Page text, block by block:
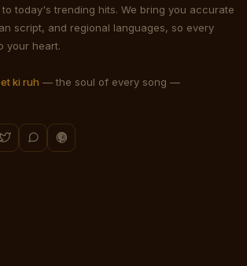
today's trending hits. We bring you accurate
script, and regional languages, so every
your heart.
ki ruh — the soul of every song —